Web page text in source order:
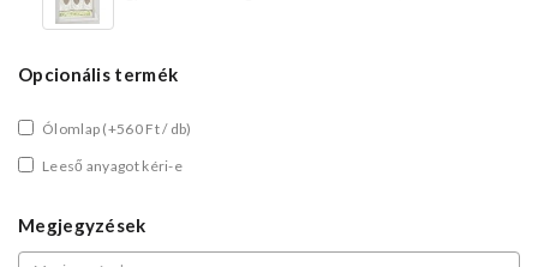
Opcionális termék
Ólomlap (+560 Ft / db)
Leeső anyagot kéri-e
Megjegyzések